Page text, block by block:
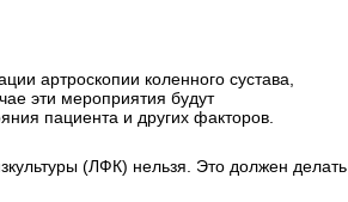
артроскопии коленного сустава,
эти мероприятия будут
пациента и других факторов.
(ЛФК) нельзя. Это должен делать